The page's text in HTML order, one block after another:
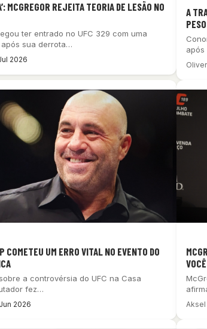
MCGREGOR REJEITA TEORIA DE LESÃO NO
ter entrado no UFC 329 com uma
sua derrota…
2026
A
COMETEU UM ERRO VITAL NO EVENTO DO
a controvérsia do UFC na Casa
fez…
2026 Aksel